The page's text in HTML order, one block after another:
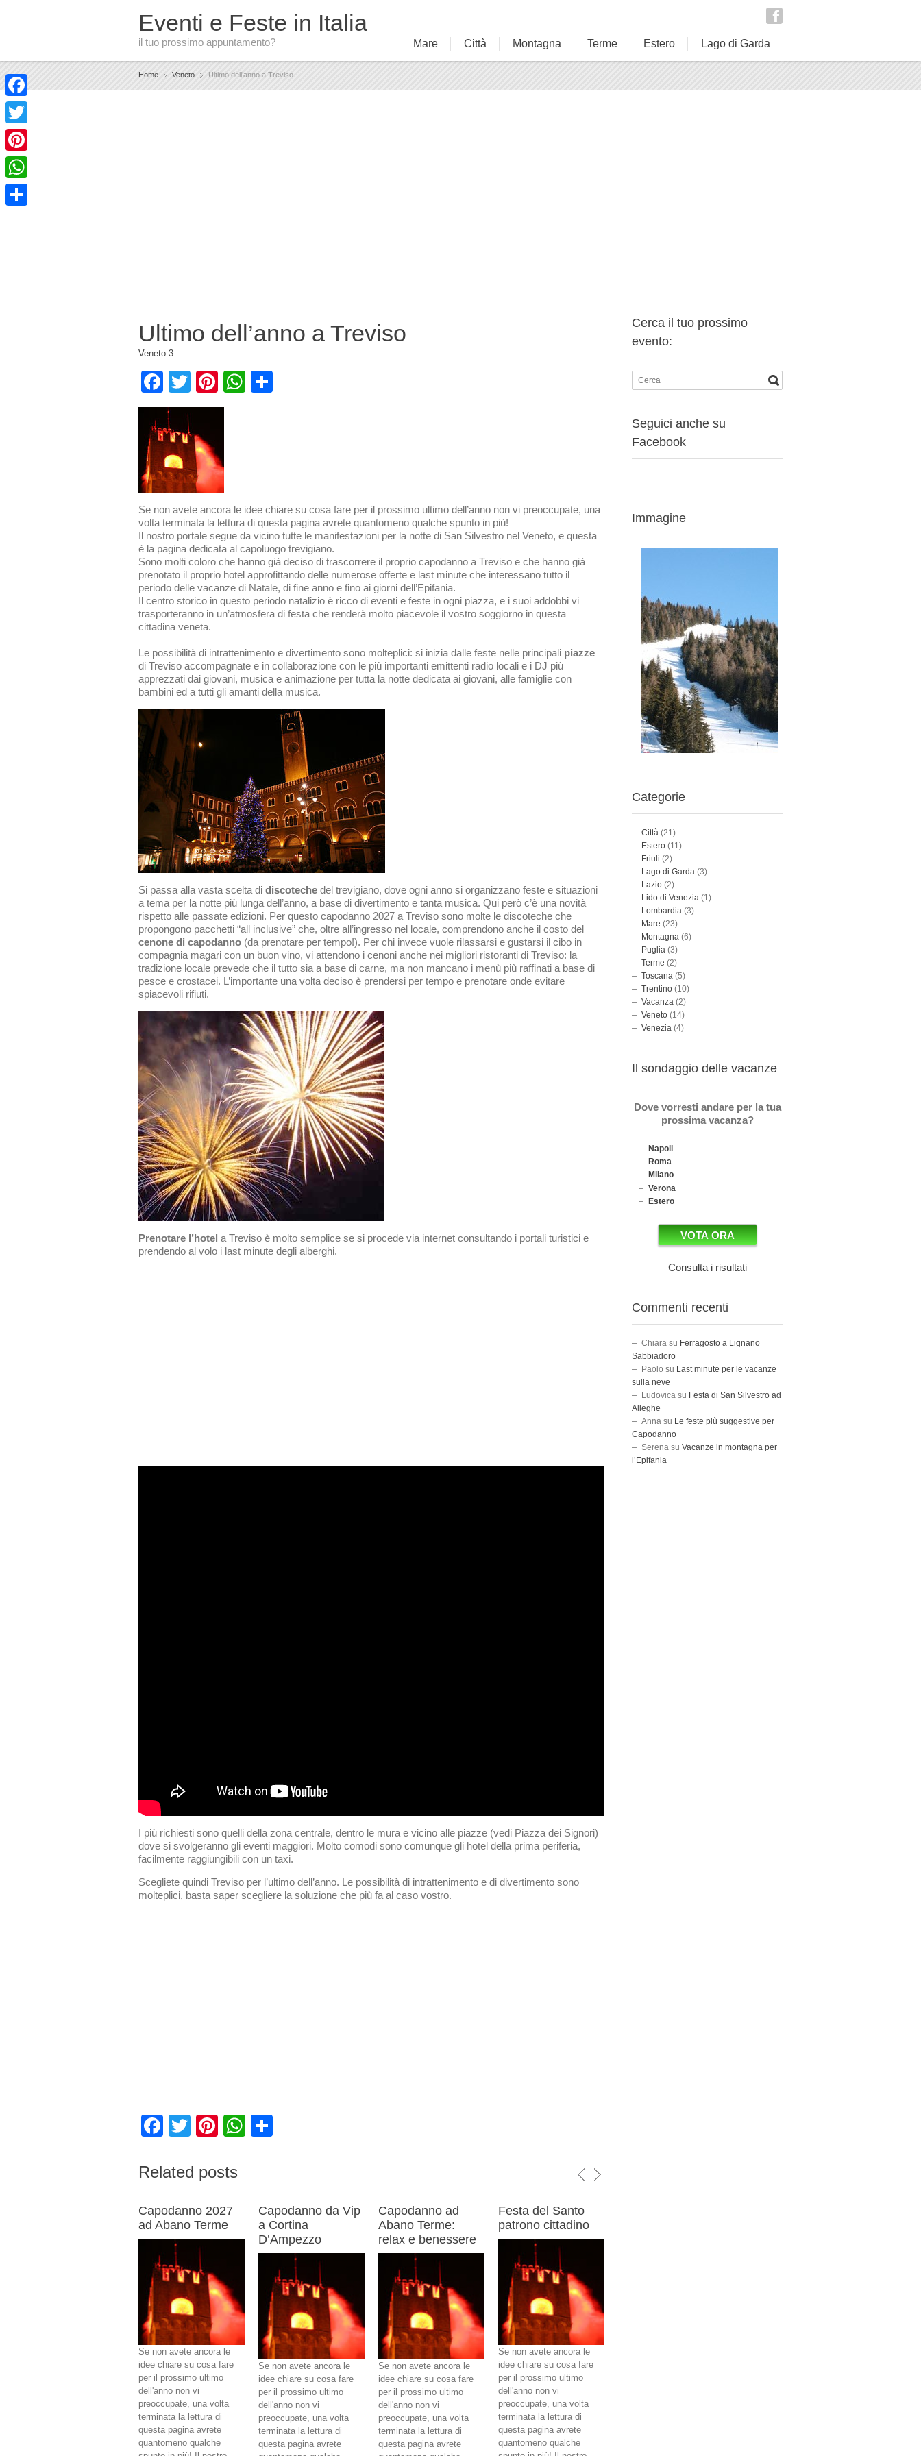
Eventi e Feste in Italia
il tuo prossimo appuntamento? Mare Città Montagna Terme Estero Lago di Garda
Home Veneto Ultimo dell’anno a Treviso
Ultimo dell’anno a Treviso
Veneto 3
Facebook
TwitterPinterest
WhatsApp
Se non avete ancora le idee chiare su cosa fare per il prossimo ultimo dell’anno non vi preoccupate, una
volta terminata la lettura di questa pagina avrete quantomeno qualche spunto in più!
Il nostro portale segue da vicino tutte le manifestazioni per la notte di San Silvestro nel Veneto, e questa
è la pagina dedicata al capoluogo trevigiano.
Sono molti coloro che hanno già deciso di trascorrere il proprio capodanno a Treviso e che hanno già
prenotato il proprio hotel approfittando delle numerose offerte e last minute che interessano tutto il
periodo delle vacanze di Natale, di fine anno e fino ai giorni dell’Epifania.
Il centro storico in questo periodo natalizio è ricco di eventi e feste in ogni piazza, e i suoi addobbi vi
trasporteranno in un’atmosfera di festa che renderà molto piacevole il vostro soggiorno in questa
cittadina veneta.
Le possibilità di intrattenimento e divertimento sono molteplici: si inizia dalle feste nelle principali piazze
di Treviso accompagnate e in collaborazione con le più importanti emittenti radio locali e i DJ più
apprezzati dai giovani, musica e animazione per tutta la notte dedicata ai giovani, alle famiglie con
bambini ed a tutti gli amanti della musica.
Si passa alla vasta scelta di discoteche del trevigiano, dove ogni anno si organizzano feste e situazioni
a tema per la notte più lunga dell’anno, a base di divertimento e tanta musica. Qui però c’è una novità
rispetto alle passate edizioni. Per questo capodanno 2027 a Treviso sono molte le discoteche che
propongono pacchetti “all inclusive” che, oltre all’ingresso nel locale, comprendono anche il costo del
cenone di capodanno (da prenotare per tempo!). Per chi invece vuole rilassarsi e gustarsi il cibo in
compagnia magari con un buon vino, vi attendono i cenoni anche nei migliori ristoranti di Treviso: la
tradizione locale prevede che il tutto sia a base di carne, ma non mancano i menù più raffinati a base di
pesce e crostacei. L’importante una volta deciso è prendersi per tempo e prenotare onde evitare
spiacevoli rifiuti.
Prenotare l’hotel a Treviso è molto semplice se si procede via internet consultando i portali turistici e
prendendo al volo i last minute degli alberghi.
I più richiesti sono quelli della zona centrale, dentro le mura e vicino alle piazze (vedi Piazza dei Signori)
dove si svolgeranno gli eventi maggiori. Molto comodi sono comunque gli hotel della prima periferia,
facilmente raggiungibili con un taxi.
Scegliete quindi Treviso per l’ultimo dell’anno. Le possibilità di intrattenimento e di divertimento sono
molteplici, basta saper scegliere la soluzione che più fa al caso vostro.
Facebook
TwitterPinterest
WhatsApp
Related posts
Capodanno 2027
ad Abano Terme
Se non avete ancora le
idee chiare su cosa fare
per il prossimo ultimo
dell'anno non vi
preoccupate, una volta
terminata la lettura di
questa pagina avrete
quantomeno qualche
Capodanno da Vip
a Cortina
D’Ampezzo
Se non avete ancora le
idee chiare su cosa fare
per il prossimo ultimo
dell'anno non vi
preoccupate, una volta
terminata la lettura di
questa pagina avrete
Capodanno ad
Abano Terme:
relax e benessere
Se non avete ancora le
idee chiare su cosa fare
per il prossimo ultimo
dell'anno non vi
preoccupate, una volta
terminata la lettura di
questa pagina avrete
Festa del Santo
patrono cittadino
Se non avete ancora le
idee chiare su cosa fare
per il prossimo ultimo
dell'anno non vi
preoccupate, una volta
terminata la lettura di
questa pagina avrete
quantomeno qualche
Cerca il tuo prossimo
evento:
Seguici anche su
Facebook
Immagine
Categorie
Città (21)
Estero (11)
Friuli (2)
Lago di Garda (3)
Lazio (2)
Lido di Venezia (1)
Lombardia (3)
Mare (23)
Montagna (6)
Puglia (3)
Terme (2)
Toscana (5)
Trentino (10)
Vacanza (2)
Veneto (14)
Venezia (4)
Il sondaggio delle vacanze
Dove vorresti andare per la tua
prossima vacanza?
Napoli
Roma
Milano
Verona
Estero
Consulta i risultati
Commenti recenti
Chiara su Ferragosto a Lignano
Sabbiadoro
Paolo su Last minute per le vacanze
sulla neve
Ludovica su Festa di San Silvestro ad
Alleghe
Anna su Le feste più suggestive per
Capodanno
Serena su Vacanze in montagna per
l’Epifania
Facebook
Twitter
Pinterest
WhatsApp